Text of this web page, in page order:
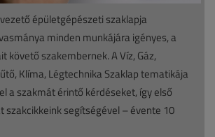
épületgépészeti szaklapja
minden munkájára igényes, a
követő szakembernek. A Víz, Gáz,
Klíma, Légtechnika Szaklap tematikája
a szakmát érintő kérdéseket, így első
szakcikkeink segítségével – évente 10